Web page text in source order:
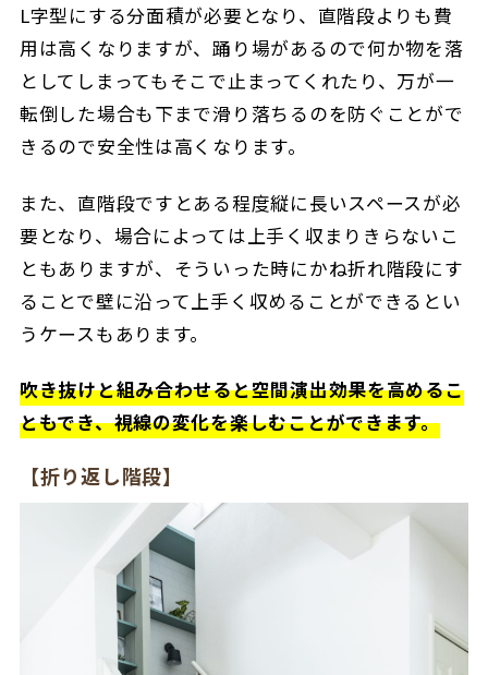
L字型にする分面積が必要となり、直階段よりも費
用は高くなりますが、踊り場があるので何か物を落
としてしまってもそこで止まってくれたり、万が一
転倒した場合も下まで滑り落ちるのを防ぐことがで
きるので安全性は高くなります。
また、直階段ですとある程度縦に長いスペースが必
要となり、場合によっては上手く収まりきらないこ
ともありますが、そういった時にかね折れ階段にす
ることで壁に沿って上手く収めることができるとい
うケースもあります。
吹き抜けと組み合わせると空間演出効果を高めるこ
ともでき、視線の変化を楽しむことができます。
【折り返し階段】